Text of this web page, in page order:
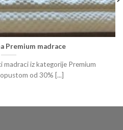
Premium madrace
madraci iz kategorije Premium
od 30% [...]